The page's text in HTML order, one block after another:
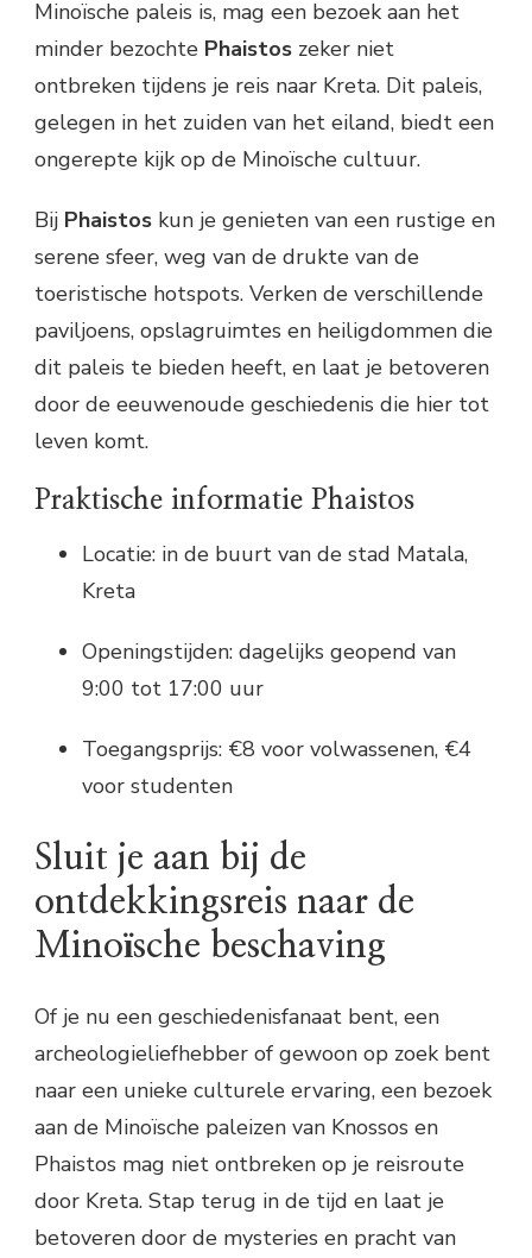
Minoïsche paleis is, mag een bezoek aan het
minder bezochte Phaistos zeker niet
ontbreken tijdens je reis naar Kreta. Dit paleis,
gelegen in het zuiden van het eiland, biedt een
ongerepte kijk op de Minoïsche cultuur.
Bij Phaistos kun je genieten van een rustige en
serene sfeer, weg van de drukte van de
toeristische hotspots. Verken de verschillende
paviljoens, opslagruimtes en heiligdommen die
dit paleis te bieden heeft, en laat je betoveren
door de eeuwenoude geschiedenis die hier tot
leven komt.
Praktische informatie Phaistos
Locatie: in de buurt van de stad Matala,
Kreta
Openingstijden: dagelijks geopend van
9:00 tot 17:00 uur
Toegangsprijs: €8 voor volwassenen, €4
voor studenten
Sluit je aan bij de
ontdekkingsreis naar de
Minoïsche beschaving
Of je nu een geschiedenisfanaat bent, een
archeologieliefhebber of gewoon op zoek bent
naar een unieke culturele ervaring, een bezoek
aan de Minoïsche paleizen van Knossos en
Phaistos mag niet ontbreken op je reisroute
door Kreta. Stap terug in de tijd en laat je
betoveren door de mysteries en pracht van